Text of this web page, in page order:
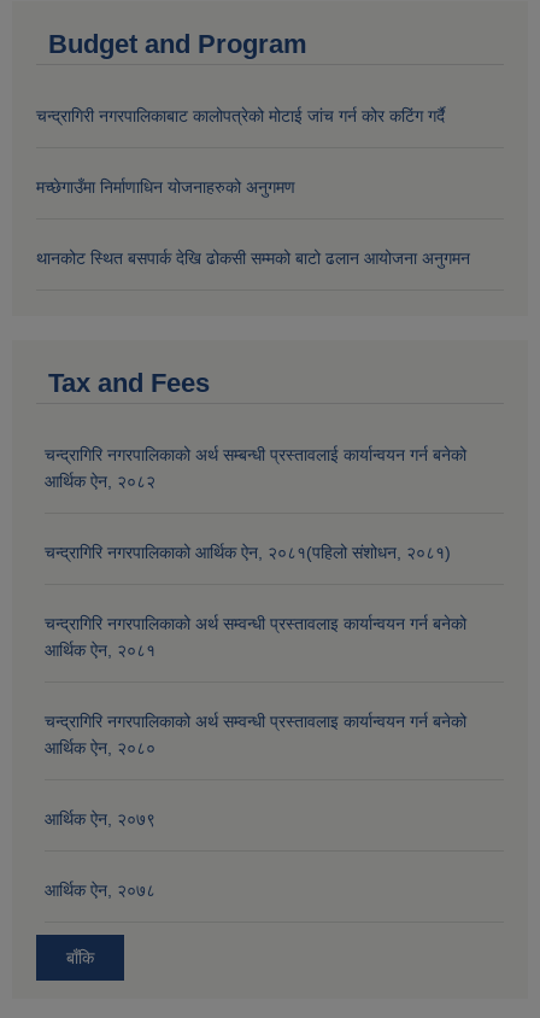
Budget and Program
चन्द्रागिरी नगरपालिकाबाट कालोपत्रेको मोटाई जांच गर्न कोर कटिंग गर्दै
मच्छेगाउँमा निर्माणाधिन योजनाहरुको अनुगमण
थानकोट स्थित बसपार्क देखि ढोकसी सम्मको बाटो ढलान आयोजना अनुगमन
Tax and Fees
चन्द्रागिरि नगरपालिकाको अर्थ सम्बन्धी प्रस्तावलाई कार्यान्वयन गर्न बनेको
आर्थिक ऐन, २०८२
चन्द्रागिरि नगरपालिकाको आर्थिक ऐन, २०८१(पहिलो संशोधन, २०८१)
चन्द्रागिरि नगरपालिकाको अर्थ सम्वन्धी प्रस्तावलाइ कार्यान्वयन गर्न बनेको
आर्थिक ऐन, २०८१
चन्द्रागिरि नगरपालिकाको अर्थ सम्वन्धी प्रस्तावलाइ कार्यान्वयन गर्न बनेको
आर्थिक ऐन, २०८०
आर्थिक ऐन, २०७९
आर्थिक ऐन, २०७८
बाँकि